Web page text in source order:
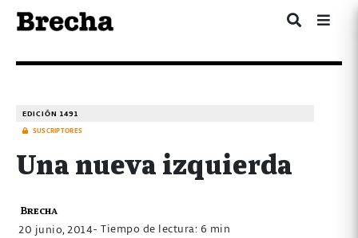
EDICIÓN 1491
SUSCRIPTORES
Una nueva izquierda
Brecha
20 junio, 2014- Tiempo de lectura: 6 min